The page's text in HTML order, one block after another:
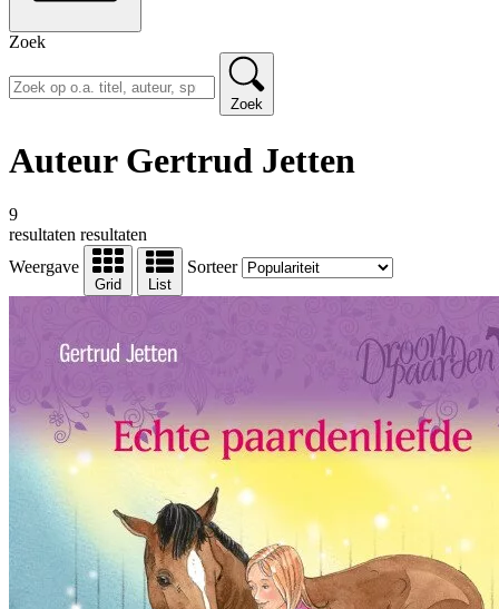
Zoek
Zoek
Auteur Gertrud Jetten
9
resultaten resultaten
Weergave
Grid List
Sorteer